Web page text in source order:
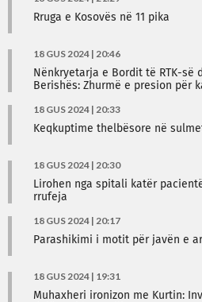
Rruga e Kosovës në 11 pika
18 GUS 2024 | 20:46
Nënkryetarja e Bordit të RTK-së
Berishës: Zhurmë e presion për
18 GUS 2024 | 20:33
Keqkuptime thelbësore në
18 GUS 2024 | 20:30
Lirohen nga spitali katër
rrufeja
18 GUS 2024 | 20:17
Parashikimi i motit për javën e
18 GUS 2024 | 19:31
Muhaxheri ironizon me Kurtin: